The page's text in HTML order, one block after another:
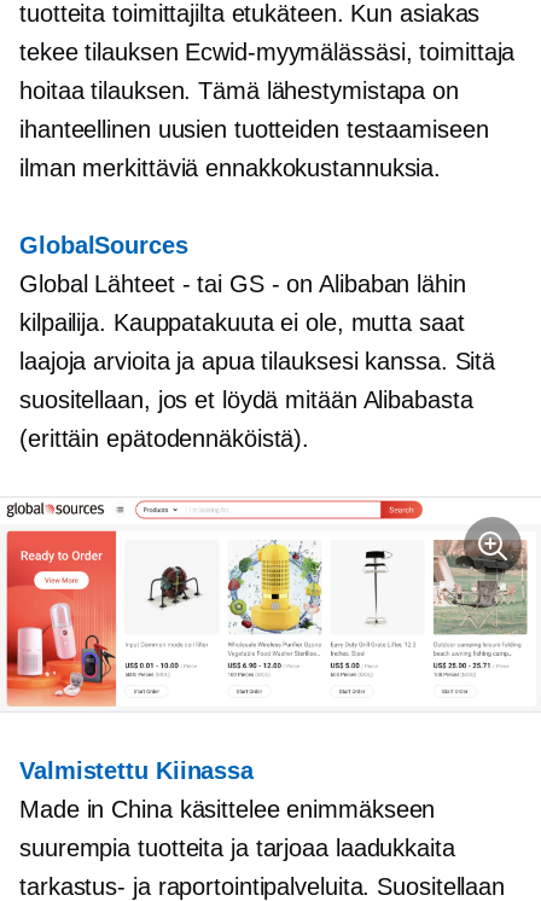
tuotteita toimittajilta etukäteen. Kun asiakas
tekee tilauksen Ecwid-myymälässäsi, toimittaja
hoitaa tilauksen. Tämä lähestymistapa on
ihanteellinen uusien tuotteiden testaamiseen
ilman merkittäviä ennakkokustannuksia.
GlobalSources
Global Lähteet - tai GS - on Alibaban lähin
kilpailija. Kauppatakuuta ei ole, mutta saat
laajoja arvioita ja apua tilauksesi kanssa. Sitä
suositellaan, jos et löydä mitään Alibabasta
(erittäin epätodennäköistä).
Valmistettu Kiinassa
Made in China käsittelee enimmäkseen
suurempia tuotteita ja tarjoaa laadukkaita
tarkastus- ja raportointipalveluita. Suositellaan